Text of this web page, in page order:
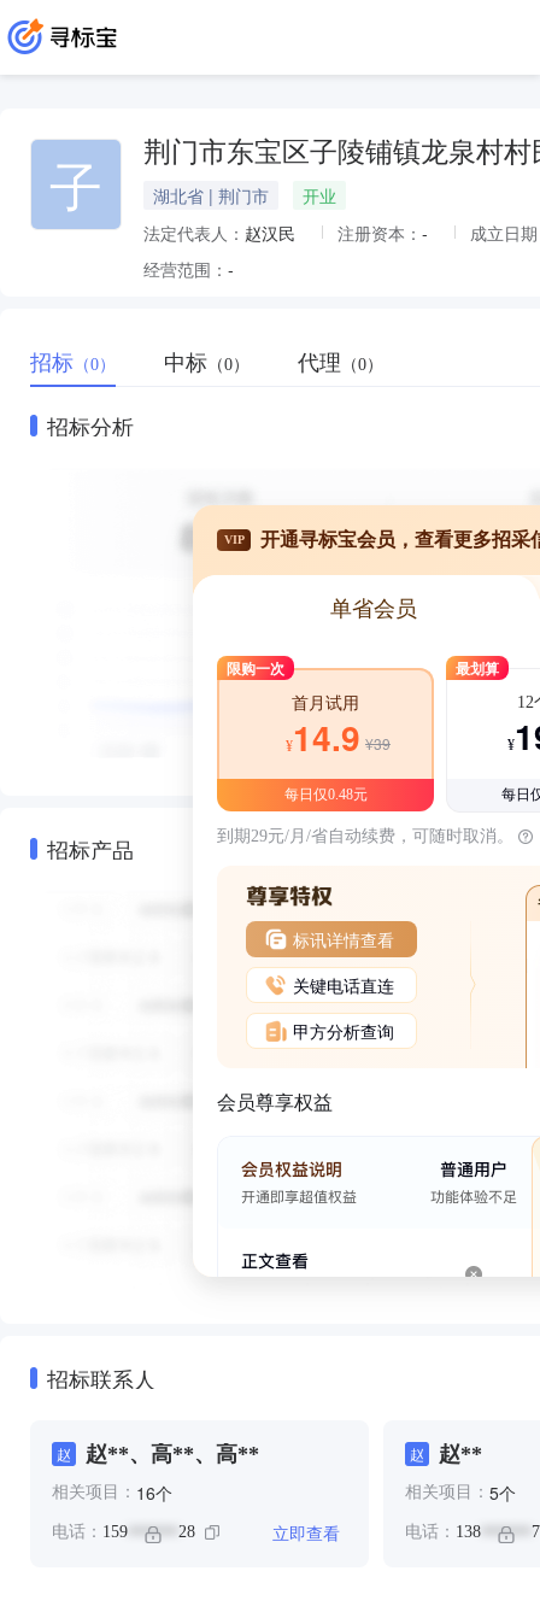
子 荆门市东宝区子陵铺镇龙泉村村
湖北省 | 荆门市
开业
法定代表人： 赵汉民 注册资本： -
成立日
经营范围： -
招标 （0） 中标 （0） 代理 （0）
招标分析
招标产品
VIP 开通寻标宝会员，查看更多招采
单省会员
限购一次
首月试用
¥14.9 ¥39
每日仅0.48元
最划算
12
¥
每日
到期29元/月/省自动续费，可随时取消。
标讯详情查看
关键电话直连
甲方分析查询
会员尊享权益
招标联系人
赵 赵**、高**、高**
相关项目： 16个
电话： 159 ****** 28 立即查看
赵 赵**
相关项目： 5个
电话： 138******